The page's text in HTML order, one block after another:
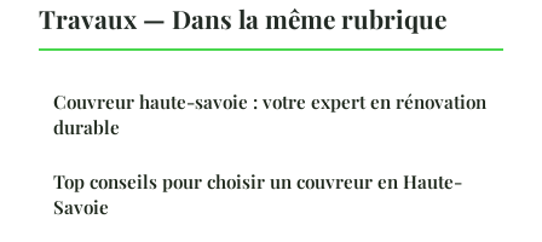
Travaux — Dans la même rubrique
Couvreur haute-savoie : votre expert en rénovation
durable
Top conseils pour choisir un couvreur en Haute-
Savoie